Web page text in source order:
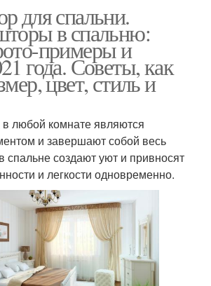
Шторы в барокко
Шторы для
малогабаритного
Шторы в зависимости
Шторы на кухню
для спальни.
в спальню:
примеры и
года. Советы, как
цвет, стиль и
любой комнате являются
и завершают собой весь
создают уют и привносят
и легкости одновременно.